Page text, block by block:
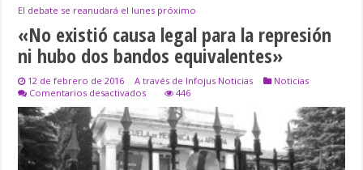
El debate se reanudará el lunes próximo
«No existió causa legal para la represión
ni hubo dos bandos equivalentes»
12 de febrero de 2016 A través de Infojus Noticias
Noticias
Comentarios desactivadosen
«No
existió
causa
legal
para
446